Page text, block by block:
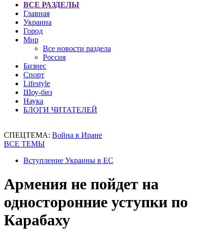
ВСЕ РАЗДЕЛЫ
Главная
Украина
Город
Мир
Все новости раздела
Россия
Бизнес
Спорт
Lifestyle
Шоу-биз
Наука
БЛОГИ ЧИТАТЕЛЕЙ
СПЕЦТЕМА: Война в Иране
ВСЕ ТЕМЫ
Вступление Украины в ЕС
Армения не пойдет на
односторонние уступки по
Карабаху